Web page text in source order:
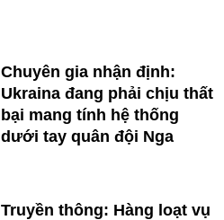
Chuyên gia nhận định:
Ukraina đang phải chịu thất
bại mang tính hệ thống
dưới tay quân đội Nga
Truyền thông: Hàng loạt vụ